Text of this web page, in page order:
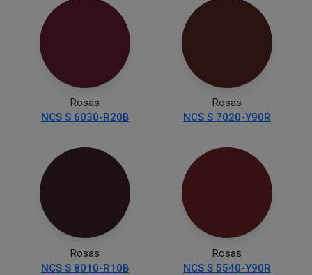
Rosas
NCS S 6030-R20B
Rosas
NCS S 7020-Y90R
Rosas
NCS S 8010-R10B
Rosas
NCS S 5540-Y90R